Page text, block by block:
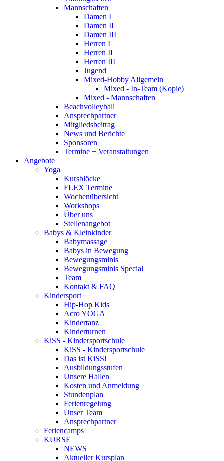
Mannschaften
Damen I
Damen II
Damen III
Herren I
Herren II
Herren III
Jugend
Mixed-Hobby Allgemein
Mixed - In-Team (Kopie)
Mixed - Mannschaften
Beachvolleyball
Ansprechpartner
Mitgliedsbeitrag
News und Berichte
Sponsoren
Termine + Veranstaltungen
Angebote
Yoga
Kursblöcke
FLEX Termine
Wochenübersicht
Workshops
Über uns
Stellenangebot
Babys & Kleinkinder
Babymassage
Babys in Bewegung
Bewegungsminis
Bewegungsminis Special
Team
Kontakt & FAQ
Kindersport
Hip-Hop Kids
Acro YOGA
Kindertanz
Kinderturnen
KiSS - Kindersportschule
KiSS - Kindersportschule
Das ist KiSS!
Ausbildungsstufen
Unsere Hallen
Kosten und Anmeldung
Stundenplan
Ferienregelung
Unser Team
Ansprechpartner
Feriencamps
KURSE
NEWS
Aktueller Kursplan